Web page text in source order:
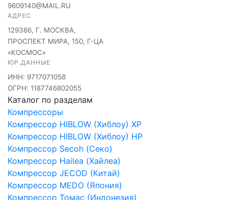
9609140@MAIL.RU
АДРЕС
129366, Г. МОСКВА,
ПРОСПЕКТ МИРА, 150, Г-ЦА
«КОСМОС»
ЮР.ДАННЫЕ
ИНН: 9717071058
ОГРН: 1187746802055
Каталог по разделам
Компрессоры
Компрессор HIBLOW (Хиблоу) XP
Компрессор HIBLOW (Хиблоу) HP
Компрессор Secoh (Секо)
Компрессор Hailea (Хайлеа)
Компрессор JECOD (Китай)
Компрессор MEDO (Япония)
Компрессор Томас (Индонезия)